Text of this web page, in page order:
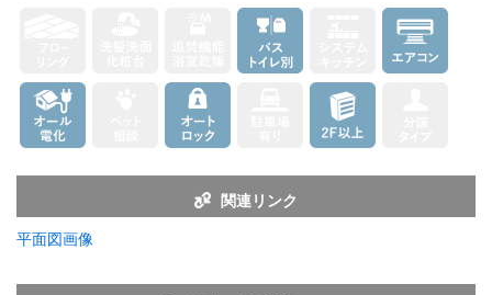
関連リンク
平面図画像